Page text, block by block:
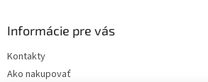
Informácie pre vás
Kontakty
Ako nakupovať